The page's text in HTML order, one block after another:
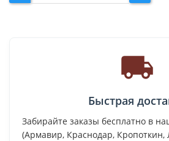
Быстрая
Забирайте заказы бесплатно в
(Армавир, Краснодар, Кропоткин,